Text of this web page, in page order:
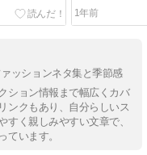
1年前
ッションネタ集と季節感
ション情報まで幅広くカバ
ンクもあり、自分らしいス
すく親しみやすい文章で、
ています。